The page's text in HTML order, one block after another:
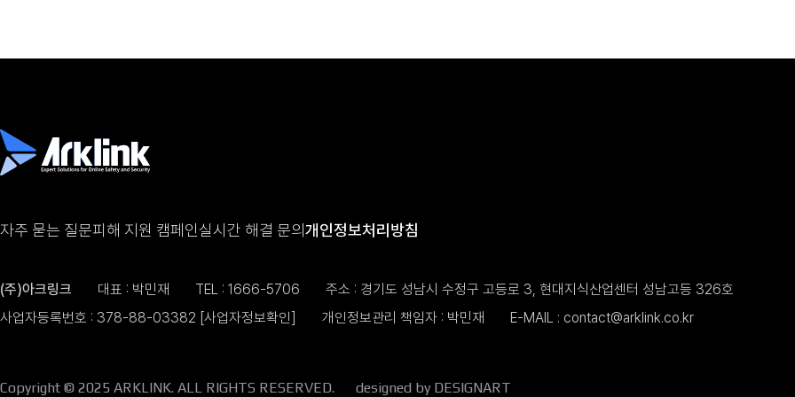
자주 묻는 질문피해 지원 캠페인실시간 해결 문의개인정보처리방침
(주)아크링크 대표 : 박민재 TEL : 1666-5706
주소 : 경기도 성남시 수정구 고등로 3, 현대지식산업센터 성남고등 326호
사업자등록번호 : 378-88-03382 [사업자정보확인] 개인정보관리 책임자 : 박민재 E-MAIL : contact@arklink.co.kr
Copyright © 2025 ARKLINK. ALL RIGHTS RESERVED. designed by DESIGNART